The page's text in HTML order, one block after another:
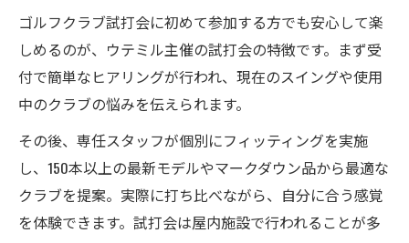
ゴルフクラブ試打会に初めて参加する方でも安心して楽
しめるのが、ウテミル主催の試打会の特徴です。まず受
付で簡単なヒアリングが行われ、現在のスイングや使用
中のクラブの悩みを伝えられます。
その後、専任スタッフが個別にフィッティングを実施
し、150本以上の最新モデルやマークダウン品から最適な
クラブを提案。実際に打ち比べながら、自分に合う感覚
を体験できます。試打会は屋内施設で行われることが多